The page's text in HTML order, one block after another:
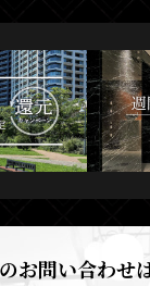
お問い合わせ